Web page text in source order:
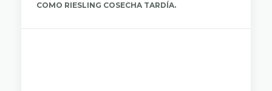
COMO RIESLING COSECHA TARDÍA.